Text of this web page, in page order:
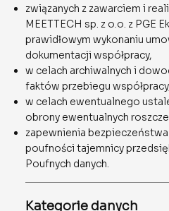
związanych z zawarciem i
MEETTECH sp. z o.o. z PGE
prawidłowym wykonaniu
dokumentacji współpracy,
w celach archiwalnych i
faktów przebiegu
w celach ewentualnego
obrony ewentualnych
zapewnienia
poufności tajemnicy
Poufnych danych.
Kategorie danych